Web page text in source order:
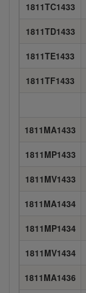
1811TC1433
1811TD1433
1811TE1433
1811TF1433
1811MA1433
1811MP1433
1811MV1433
1811MA1434
1811MP1434
1811MV1434
1811MA1436